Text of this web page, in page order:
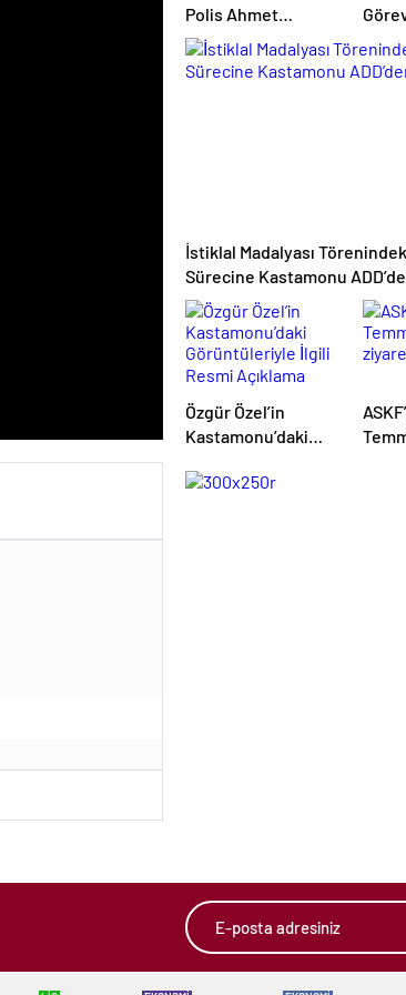
Polis Ahmet
Şahan’ın Eşyaları
Şehitler Müzesi’ne
İstiklal Madalyası
Sürecine Kastamonu
Özgür Özel’in
Kastamonu’daki
Resmi Açıklama